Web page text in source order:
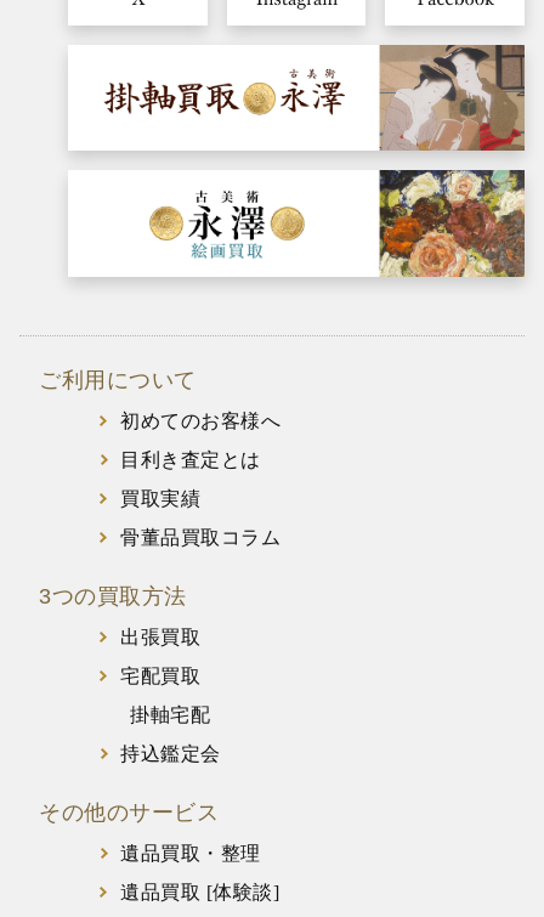
ご利用について
初めてのお客様へ
目利き査定とは
買取実績
骨董品買取コラム
3つの買取方法
出張買取
宅配買取
掛軸宅配
持込鑑定会
その他のサービス
遺品買取・整理
遺品買取 [体験談]